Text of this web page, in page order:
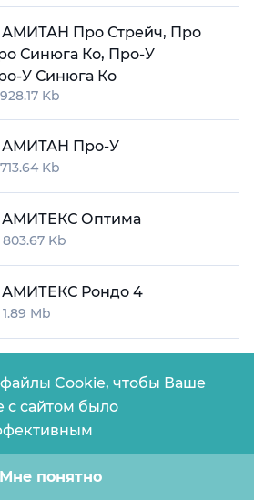
Про Стрейч, Про
Синюга Ко, Про-У
У Синюга Ко
928.17 Kb
АМИТАН Про-У
713.64 Kb
АМИТЕКС Оптима
803.67 Kb
Рондо 4
1.89 Mb
852.78 KbCookie, чтобы Ваше
с сайтом было
Мне понятно